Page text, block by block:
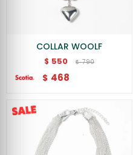
COLLAR WOOLF
$ 550 $ 790
$ 468